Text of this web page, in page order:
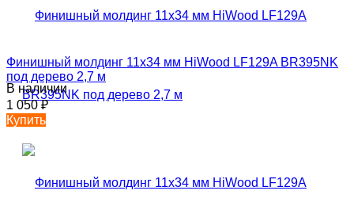
Финишный молдинг 11х34 мм HiWood LF129A BR395NK
под дерево 2,7 м
В наличии
1 050₽
Купить